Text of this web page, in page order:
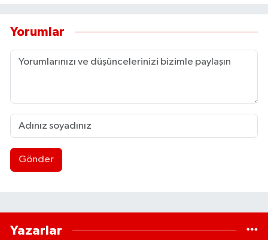
Yorumlar
Gönder
Yazarlar